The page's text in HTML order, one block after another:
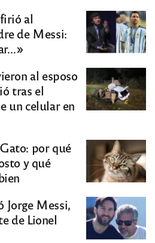
al
de Messi:
al esposo
tras el
un celular en
por qué
y qué
Jorge Messi,
de Lionel